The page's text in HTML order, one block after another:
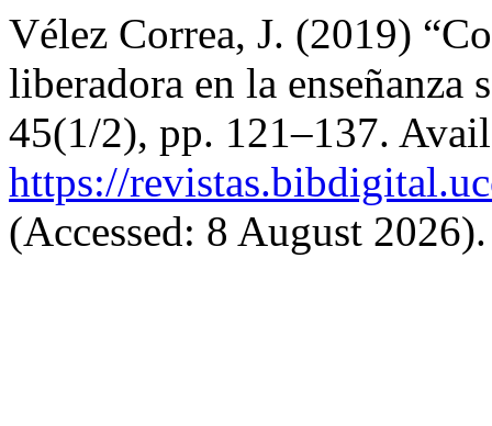
Vélez Correa, J. (2019)
liberadora en la
45(1/2), pp. 121–137.
https://
(Accessed: 8 August 2026).